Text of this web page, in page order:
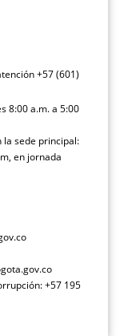
+57 (601)
8:00 a.m. a 5:00
la sede principal:
en jornada
+57 195